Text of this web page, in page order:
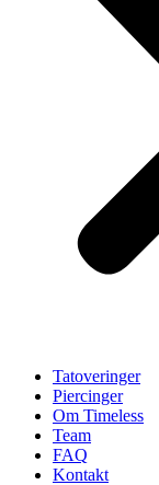
Tatoveringer
Piercinger
Om Timeless
Team
FAQ
Kontakt